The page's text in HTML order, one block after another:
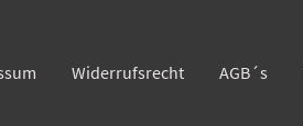
Widerrufsrecht AGB´s